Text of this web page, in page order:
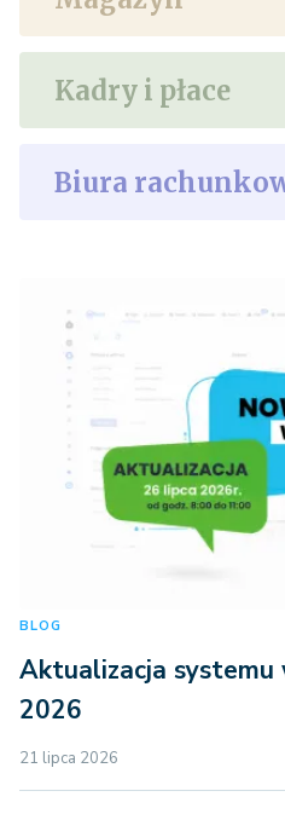
Kadry i płace
Biura
BLOG
Aktualizacja systemu
2026
21 lipca 2026